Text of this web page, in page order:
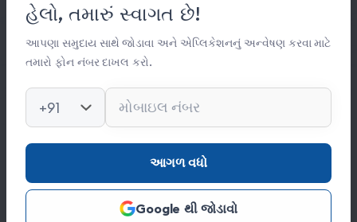
સંસ્થા વિષે
સંપર્ક
કિતાબ લાઈબ્રેરી
ફોટો ગેલેરી
સંપર્ક
0278 251 0056
hajinajitrust@gmail.com
હેલો, તમારું સ્વાગત છે!
આપણા સમુદાય સાથે જોડાવા અને એપ્લિકેશનનું અન્વેષણ કરવા માટે
તમારો ફોન નંબર દાખલ કરો.
+91
આગળ વધો
Google થી જોડાવો